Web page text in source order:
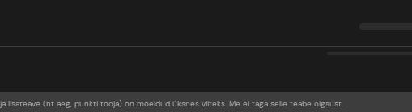
lisateave (nt aeg, punkti tooja) on mõeldud üksnes viiteks. Me ei taga selle teabe õigsust.